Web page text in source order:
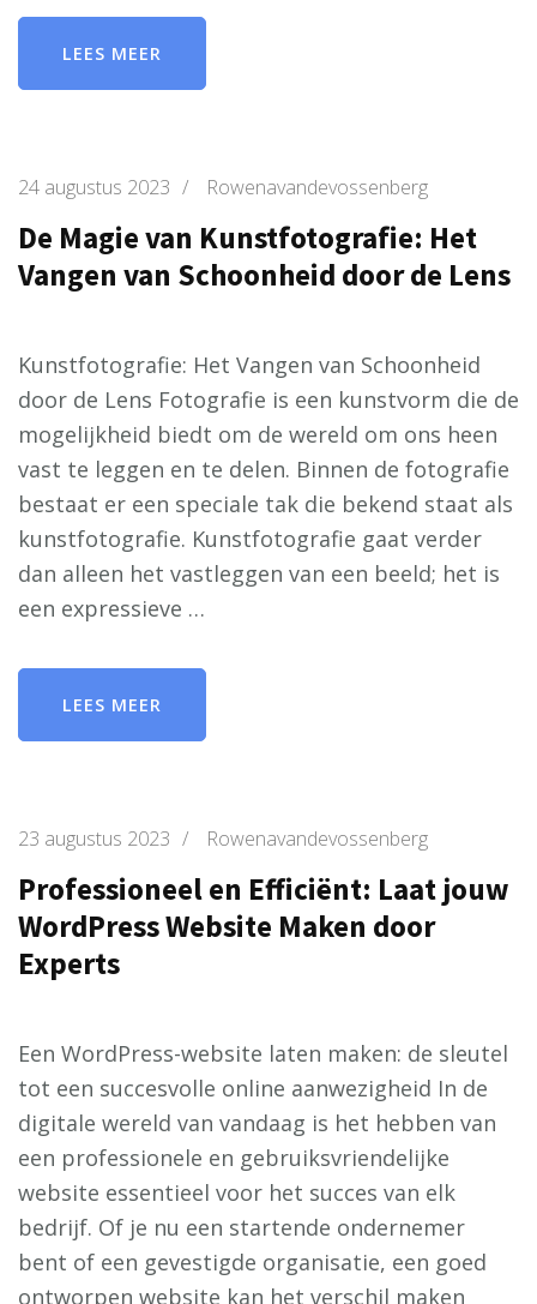
LEES MEER
24 augustus 2023 / Rowenavandevossenberg
De Magie van Kunstfotografie: Het
Vangen van Schoonheid door de Lens
Kunstfotografie: Het Vangen van Schoonheid
door de Lens Fotografie is een kunstvorm die de
mogelijkheid biedt om de wereld om ons heen
vast te leggen en te delen. Binnen de fotografie
bestaat er een speciale tak die bekend staat als
kunstfotografie. Kunstfotografie gaat verder
dan alleen het vastleggen van een beeld; het is
een expressieve …
LEES MEER
23 augustus 2023 / Rowenavandevossenberg
Professioneel en Efficiënt: Laat jouw
WordPress Website Maken door
Experts
Een WordPress-website laten maken: de sleutel
tot een succesvolle online aanwezigheid In de
digitale wereld van vandaag is het hebben van
een professionele en gebruiksvriendelijke
website essentieel voor het succes van elk
bedrijf. Of je nu een startende ondernemer
bent of een gevestigde organisatie, een goed
ontworpen website kan het verschil maken